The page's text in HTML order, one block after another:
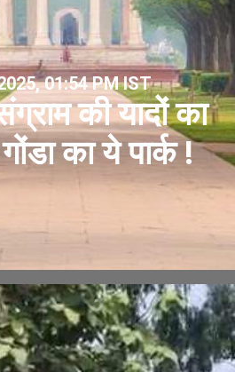
01:54 PM IST
की यादों का
का ये पार्क !